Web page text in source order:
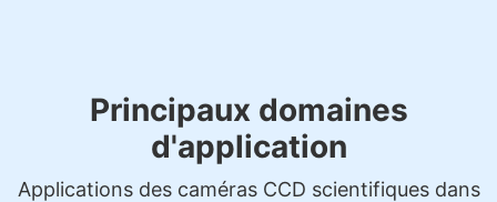
Principaux domaines
d'application
Applications des caméras CCD scientifiques dans